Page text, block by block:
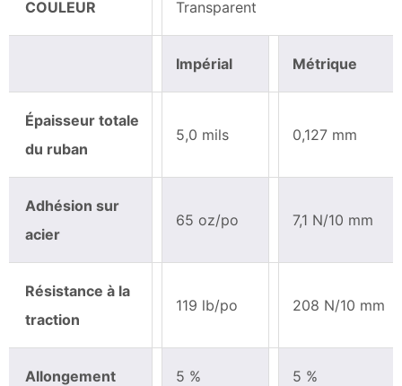
COULEUR Transparent
Impérial Métrique
Épaisseur totale
du ruban
5,0 mils 0,127 mm
Adhésion sur
acier
65 oz/po 7,1 N/10 mm
Résistance à la
traction
119 lb/po 208 N/10 mm
Allongement 5 % 5 %